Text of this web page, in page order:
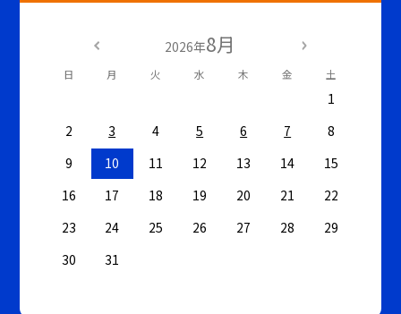
2026年8月
日 月 火 水 木 金 土
1
2
3 4 5 6 7
8
9
10 11 12 13 14
15
16
17 18 19 20 21
22
23
24 25 26 27 28
29
30
31